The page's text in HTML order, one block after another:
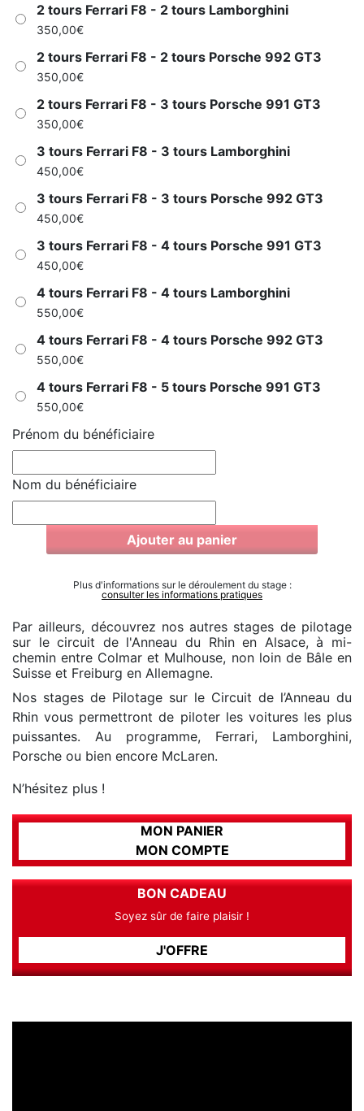
2 tours Ferrari F8 - 2 tours Lamborghini
350,00€
2 tours Ferrari F8 - 2 tours Porsche 992 GT3
350,00€
2 tours Ferrari F8 - 3 tours Porsche 991 GT3
350,00€
3 tours Ferrari F8 - 3 tours Lamborghini
450,00€
3 tours Ferrari F8 - 3 tours Porsche 992 GT3
450,00€
3 tours Ferrari F8 - 4 tours Porsche 991 GT3
450,00€
4 tours Ferrari F8 - 4 tours Lamborghini
550,00€
4 tours Ferrari F8 - 4 tours Porsche 992 GT3
550,00€
4 tours Ferrari F8 - 5 tours Porsche 991 GT3
550,00€
Prénom du bénéficiaire
Nom du bénéficiaire
Ajouter au panier
Plus d'informations sur le déroulement du stage :
consulter les informations pratiques
Par ailleurs, découvrez nos autres stages de pilotage
sur le circuit de l'Anneau du Rhin en Alsace, à mi-
chemin entre Colmar et Mulhouse, non loin de Bâle en
Suisse et Freiburg en Allemagne.
Nos stages de Pilotage sur le Circuit de l’Anneau du
Rhin vous permettront de piloter les voitures les plus
puissantes. Au programme, Ferrari, Lamborghini,
Porsche ou bien encore McLaren.
N’hésitez plus !
MON PANIER
MON COMPTE
BON CADEAU
Soyez sûr de faire plaisir !
J'OFFRE